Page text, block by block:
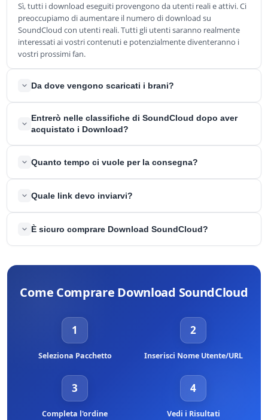
Sì, tutti i download eseguiti provengono da utenti reali e attivi. Ci
preoccupiamo di aumentare il numero di download su
SoundCloud con utenti reali. Tutti gli utenti saranno realmente
interessati ai vostri contenuti e potenzialmente diventeranno i
vostri prossimi fan.
Da dove vengono scaricati i brani?
Abbiamo un pool mondiale di collaboratori che scaricheranno le
vostre canzoni. Ci assicureremo che i download provengano da
canzoni in tedesco, vi invieremo download dalla Germania,
dall'Austria, ecc. Faremo del nostro meglio per collocare
Entrerò nelle classifiche di SoundCloud dopo aver
acquistato i Download?
Sì, è sicuramente possibile. Anche se suggeriamo sempre di
SoundCloud.
Quanto tempo ci vuole per la consegna?
Di solito completiamo le consegne in breve tempo. Nei casi più
Quale link devo inviarvi?
Inviateci il link SoundCloud specifico della vostra canzone.
È sicuro comprare Download SoundCloud?
violerai MAI i Termini di servizio di SoundCloud.
Come Comprare Download SoundCloud
1
Seleziona Pacchetto
2
Inserisci Nome Utente/URL
3
Completa l'ordine
4
Vedi i Risultati